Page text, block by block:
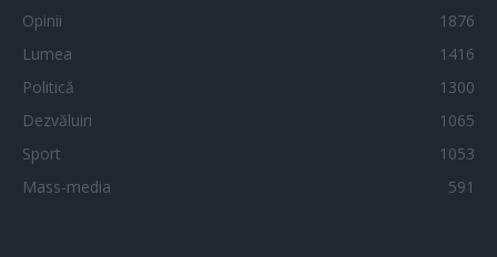
Opinii
1876
Lumea
1416
Politică
1300
Dezvăluiri
1065
Sport
1053
Mass-media
591